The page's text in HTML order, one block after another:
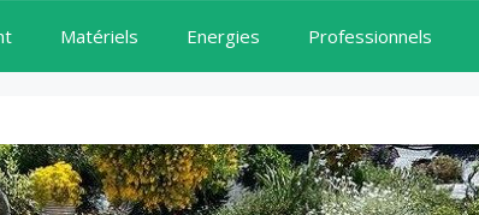
Matériels Energies Professionnels